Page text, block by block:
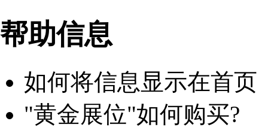
帮助信息
如何将信息显示在首页
"黄金展位"如何购买?